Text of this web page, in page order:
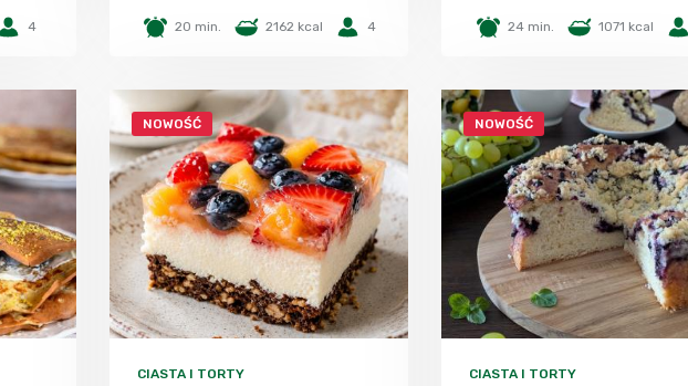
4 20 min. 2162 kcal 4 24 min. 1071 kcal
NOWOŚĆ
CIASTA I TORTY
NOWOŚĆ
CIASTA I TORTY